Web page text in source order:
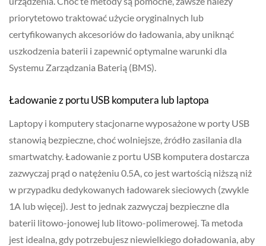
priorytetowo traktować użycie oryginalnych lub
certyfikowanych akcesoriów do ładowania, aby uniknąć
uszkodzenia baterii i zapewnić optymalne warunki dla
Systemu Zarządzania Baterią (BMS).
Ładowanie z portu USB komputera lub laptopa
Laptopy i komputery stacjonarne wyposażone w porty USB
stanowią bezpieczne, choć wolniejsze, źródło zasilania dla
smartwatchy. Ładowanie z portu USB komputera dostarcza
zazwyczaj prąd o natężeniu 0.5A, co jest wartością niższą niż
w przypadku dedykowanych ładowarek sieciowych (zwykle
1A lub więcej). Jest to jednak zazwyczaj bezpieczne dla
baterii litowo-jonowej lub litowo-polimerowej. Ta metoda
jest idealna, gdy potrzebujesz niewielkiego doładowania, aby